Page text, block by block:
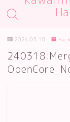
2024.03.18